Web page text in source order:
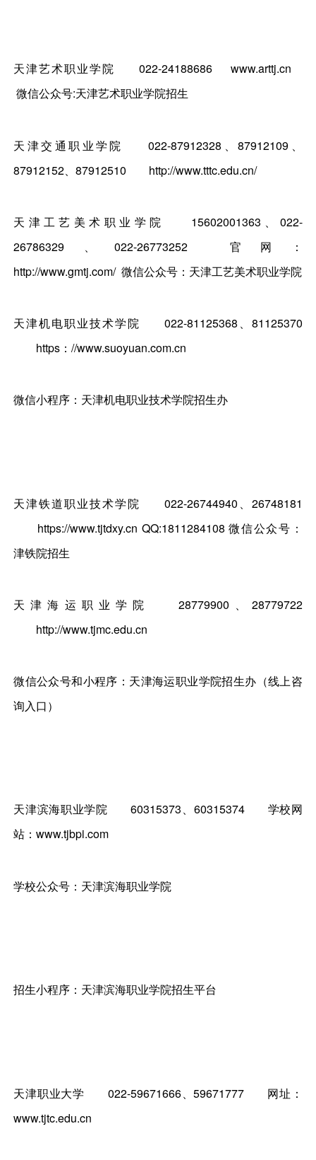
天津艺术职业学院 022-24188686
www.arttj.cn
微信公众号:天津艺术职业学院招生
天津交通职业学院
022-87912328、87912109、
87912152、87912510
http://www.tttc.edu.cn/
天津工艺美术职业学院
15602001363、022-
26786329、022-26773252
官网：
http://www.gmtj.com/ 微信公众号：天津工艺美术职业学院
天津机电职业技术学院
022-81125368、81125370
https：//www.suoyuan.com.cn
微信小程序：天津机电职业技术学院招生办
天津铁道职业技术学院
022-26744940、26748181
https://www.tjtdxy.cn QQ:1811284108 微信公众号：
津铁院招生
天津海运职业学院
28779900、28779722
http://www.tjmc.edu.cn
微信公众号和小程序：天津海运职业学院招生办（线上咨
询入口）
天津滨海职业学院 60315373、60315374
学校网
站：www.tjbpi.com
学校公众号：天津滨海职业学院
招生小程序：天津滨海职业学院招生平台
天津职业大学 022-59671666、59671777
网址：
www.tjtc.edu.cn